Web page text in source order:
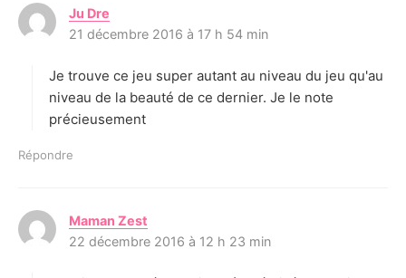
Ju Dre
i
:
21 décembre 2016 à 17 h 54 min
Je trouve ce jeu super autant au niveau du jeu qu'au
niveau de la beauté de ce dernier. Je le note
précieusement
Répondre
Maman Zest
i
22 décembre 2016 à 12 h 23 min